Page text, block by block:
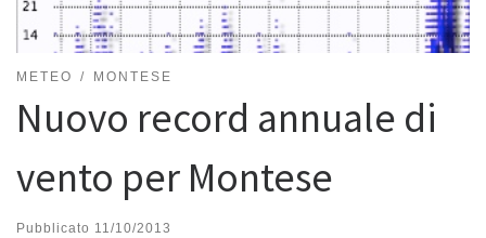
METEO MONTESE
Nuovo record annuale di
vento per Montese
Pubblicato 11/10/2013